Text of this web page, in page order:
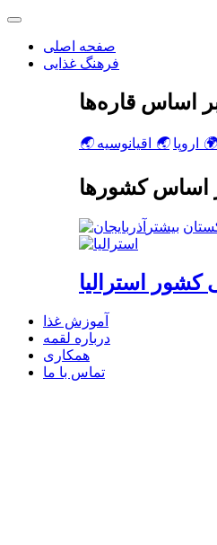
صفحه اصلی
فرهنگ غذایی
اساس قاره‌ها
🌏 🌍 اروپا 🌏 اقیانوسیه
اساس کشورها
استرالیا
آموزش غذا
درباره لقمه
همکاری
تماس با ما